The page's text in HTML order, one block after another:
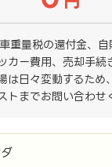
重量税の還付金、
カー費用、売却手続
は日々変動するため
トまでお問い合わせ